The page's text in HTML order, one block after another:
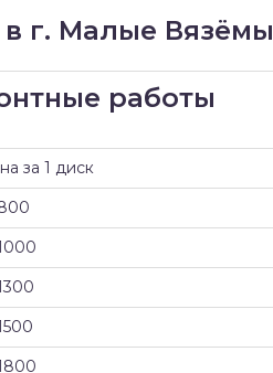
г. Малые Вязёмы
работы
за 1 диск